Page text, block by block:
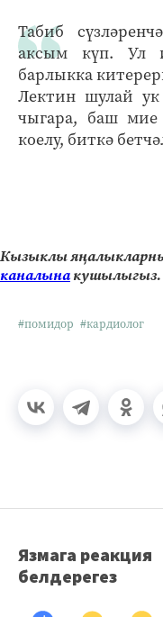
Табиб
аксым күп. Ул
барлыкка
Лектин шулай
чыгара, баш мие
коелу, биткә
Кызыклы яңалыкларны
каналынакушылыгыз.
#помидор #кардиолог
Язмага реакция
белдерегез